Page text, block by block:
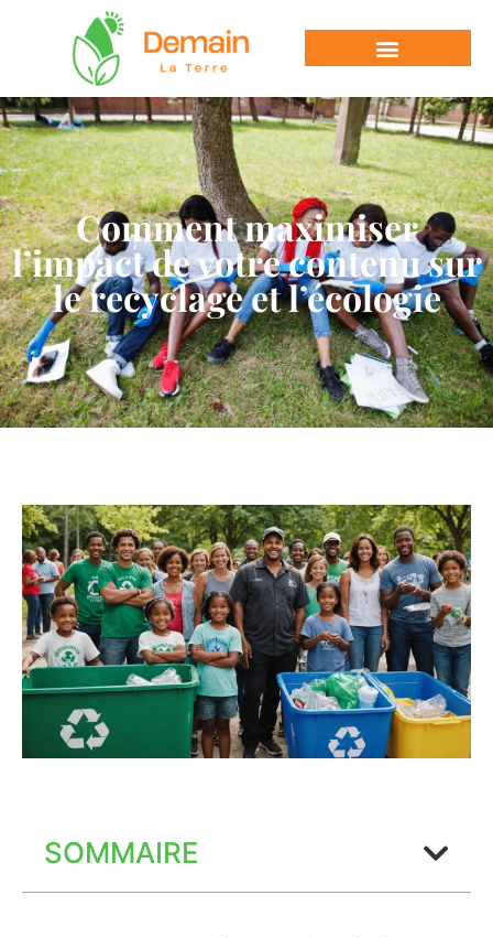
Comment maximiser
l’impact de votre contenu sur
le recyclage et l’écologie
SOMMAIRE